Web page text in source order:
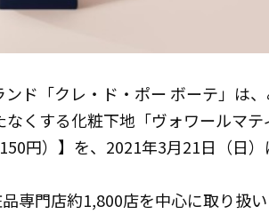
ド「クレ・ド・ポー ボーテ」は
くする化粧下地「ヴォワールマテ
円）】を、2021年3月21日（日）
門店約1,800店を中心に取り扱い